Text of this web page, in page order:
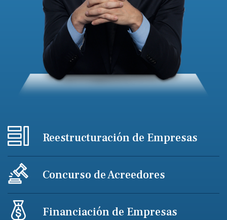
Reestructuración de Empresas
Concurso de Acreedores
Financiación de Empresas